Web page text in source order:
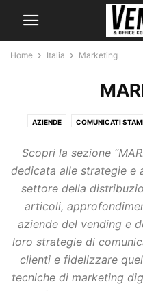
Home Italia Marketing
AZIENDE COMUNICATI
RICORRENZE,
Scopri la sezione
dedicata alle strategie e
settore della
articoli,
aziende del vending e
loro strategie di
clienti e fidelizzare
tecniche di marketing